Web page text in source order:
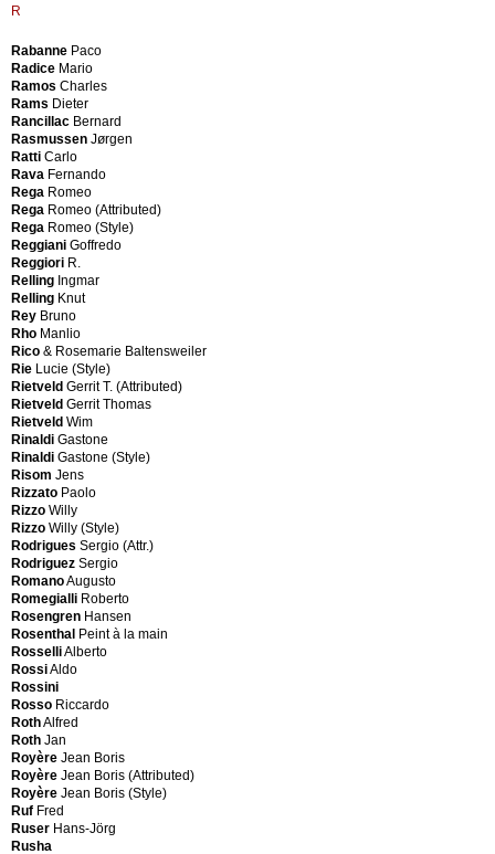
Schweinberger
Emma
Giudici
Fratelli
Glasdam
Niels
Erik
Godard
Armand
Goni
C.
Gorgone
Antonio
Gottardi
Mario
Graffi
Carlo
Graffi
Carlo
(Attributed)
Graffi
Carlo
(Style)
Gramigna
Giuliana
Grassi
Luciano
Graves
Michael
Gray
Eileen
Gregorietti
Salvatore
Gregotti
Vittorio
Grignani
Giovanni
Gruppo
Arditi
Gruppo
Arditi
&
Gianni
Gamberini
Gruppo
Rinascente
Laboratorio
Pesaro
Lamperti
Lamperti
(Attributed)
Lamter
Langenthal
Larson
Enterprise
Laukaan
Puu
Laurana
Laurids
Lønborg
Lavenia
Laveno
Laverne
Originals
Lawo
Ommen
LEA
Design
Lea
Forniture
Lenzi
Leonia
Les
ateliers
Jean
Prouvé
Leucos
Licensed
from
Herman
Miller
Ligne
Roset
Ligne
Roset
(Style)
Lips
Vago
Lisbeth-
Munch
R
Rabanne Paco
Radice Mario
Ramos Charles
Rams Dieter
Rancillac Bernard
Rasmussen Jørgen
Ratti Carlo
Rava Fernando
Rega Romeo
Rega Romeo (Attributed)
Rega Romeo (Style)
Reggiani Goffredo
Reggiori R.
Relling Ingmar
Relling Knut
Rey Bruno
Rho Manlio
Rico & Rosemarie Baltensweiler
Rie Lucie (Style)
Rietveld Gerrit T. (Attributed)
Rietveld Gerrit Thomas
Rietveld Wim
Rinaldi Gastone
Rinaldi Gastone (Style)
Risom Jens
Rizzato Paolo
Rizzo Willy
Rizzo Willy (Style)
Rodrigues Sergio (Attr.)
Rodriguez Sergio
RomanoAugusto
Romegialli Roberto
Rosengren Hansen
Rosenthal Peint à la main
RosselliAlberto
RossiAldo
Rossini
Rosso Riccardo
RothAlfred
Roth Jan
Royère Jean Boris
Royère Jean Boris (Attributed)
Royère Jean Boris (Style)
Ruf Fred
Ruser Hans-Jörg
Rusha